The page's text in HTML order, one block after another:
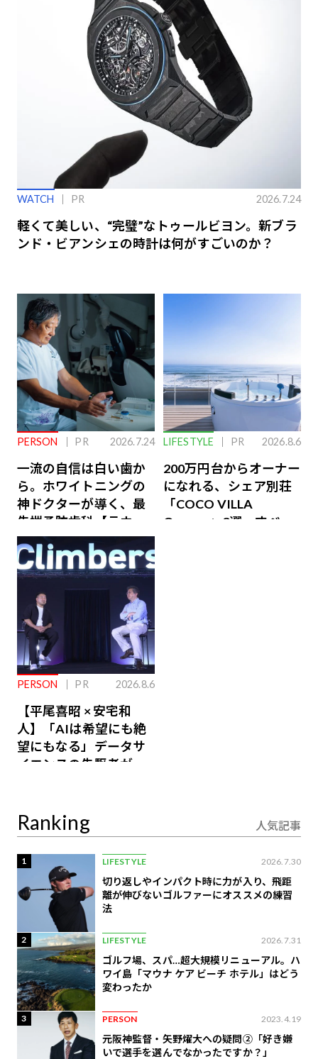
WATCH PR 2026.7.24
軽くて美しい、“完璧”なトゥールビヨン。新ブラ
ンド・ビアンシェの時計は何がすごいのか？
PERSON PR 2026.7.24
一流の自信は白い歯か
ら。ホワイトニングの
神ドクターが導く、最
先端予防歯科【ラウン
ジ会員特典あり】
LIFESTYLE PR 2026.8.6
200万円台からオーナー
になれる、シェア別荘
「COCO VILLA
Owners」3選。すべて
PERSON PR 2026.8.6
【平尾喜昭 × 安宅和
人】「AIは希望にも絶
望にもなる」データサ
イエンスの先駆者が語
Ranking 人気記事
1 LIFESTYLE 2026.7.30
切り返しやインパクト時に力が入り、飛距
離が伸びないゴルファーにオススメの練習
法
2 LIFESTYLE 2026.7.31
ゴルフ場、スパ…超大規模リニューアル。ハ
ワイ島「マウナ ケア ビーチ ホテル」はどう
変わったか
3 PERSON 2023.4.19
元阪神監督・矢野燿大への疑問②「好き嫌
いで選手を選んでなかったですか？」